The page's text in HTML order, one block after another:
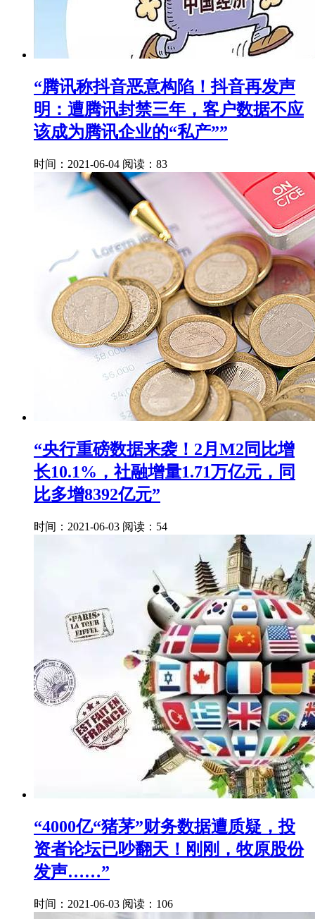
“腾讯称抖音恶意构陷！抖音再发声
明：遭腾讯封禁三年，客户数据不应
该成为腾讯企业的“私产””
时间：2021-06-04 阅读：83
“央行重磅数据来袭！2月M2同比增
长10.1%，社融增量1.71万亿元，同
比多增8392亿元”
时间：2021-06-03 阅读：54
“4000亿“猪茅”财务数据遭质疑，投
资者论坛已吵翻天！刚刚，牧原股份
发声……”
时间：2021-06-03 阅读：106